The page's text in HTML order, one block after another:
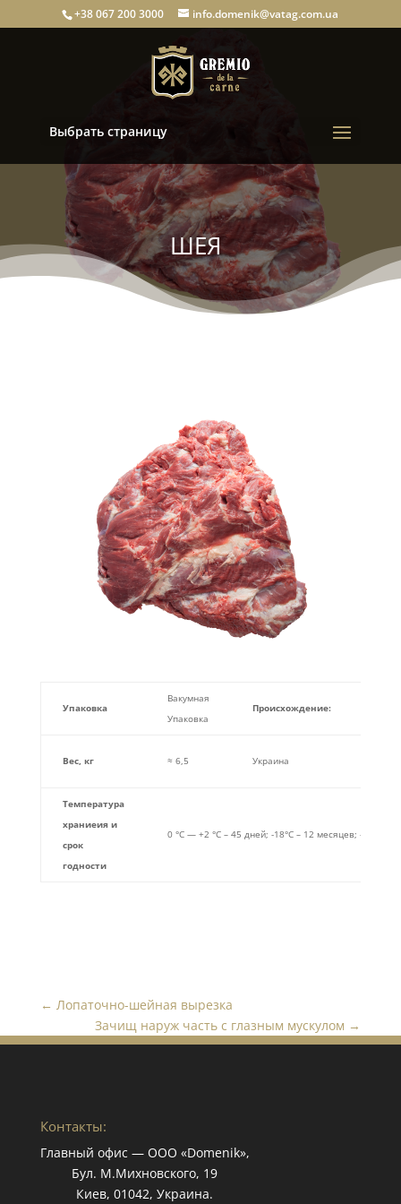
+38 067 200 3000 info.domenik@vatag.com.ua
Выбрать страницу
ШЕЯ
Упаковка
Вакумная
Упаковка
Происхождение:
Вес, кг ≈ 6,5 Украина
Температура
храниеия и
срок
годности
0 °C — +2 °C – 45 дней; -18°C – 12 месяцев; -25°C –
← Лопаточно-шейная вырезка
Зачищ наруж часть с глазным мускулом →
Контакты:
Главный офис — ООО «Domenik»,
Бул. М.Михновского, 19
Киев, 01042, Украина.